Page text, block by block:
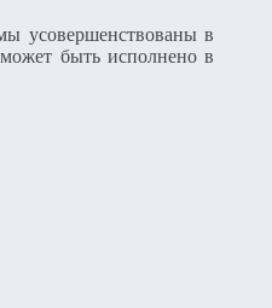
усовершенствованы в
быть исполнено в